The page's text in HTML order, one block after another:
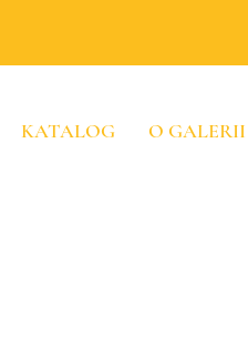
KATALOG O GALERII